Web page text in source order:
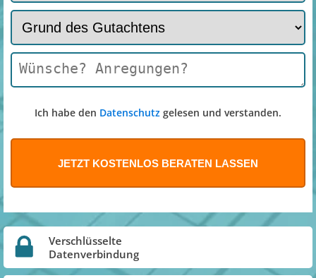
Ich habe den Datenschutz gelesen und verstanden.
Verschlüsselte
Datenverbindung